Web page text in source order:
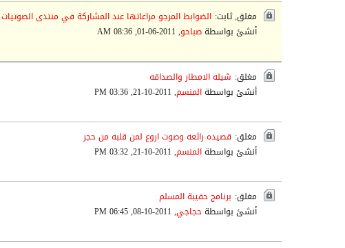
مغلق, ثابت: الضوابط المرجو مراعاتها عند المشاركة في منتدى الصوتيات
أنشئ بواسطةصباحو,
2011-06-01, 08:36 AM
مغلق: شيله الامطار والصداقه
أنشئ بواسطةالمنسم,
2011-10-21, 03:36 PM
مغلق: قصيده رائعه وصوت اروع لمن قلبه من حجر
أنشئ بواسطةالمنسم,
2011-10-21, 03:32 PM
مغلق: برنامج حقيبة المسلم
أنشئ بواسطةحجاجي,
2011-10-08, 06:45 PM